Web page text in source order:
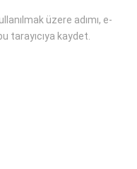
üzere adımı, e-
tarayıcıya kaydet.